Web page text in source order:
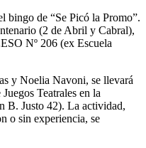
bingo de “Se Picó la Promo”.
(2 de Abril y Cabral),
Nº 206 (ex Escuela
y Noelia Navoni, se llevará
Teatrales en la
B. Justo 42). La actividad,
o sin experiencia, se